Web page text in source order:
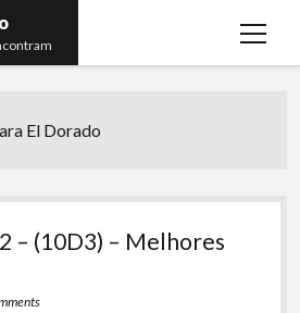
open
El Dorado
– (10D3) – Melhores